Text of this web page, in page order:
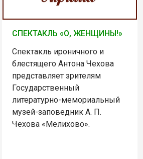
СПЕКТАКЛЬ «О, ЖЕНЩИНЫ!»
Спектакль ироничного и
блестящего Антона Чехова
представляет зрителям
Государственный
литературно-мемориальный
музей-заповедник А. П.
Чехова «Мелихово».